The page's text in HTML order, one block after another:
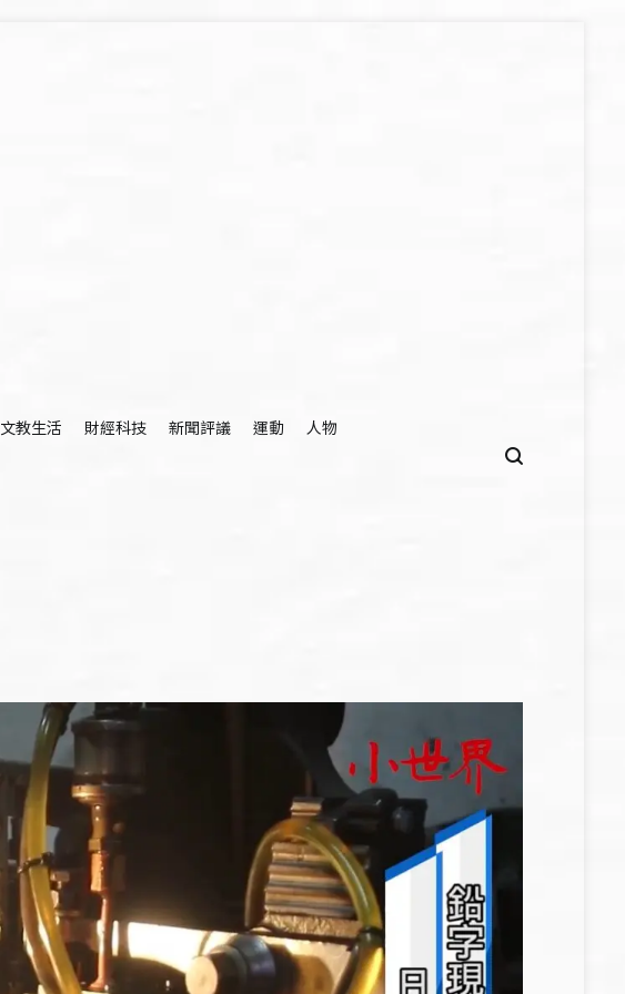
文教生活 財經科技 新聞評議 運動 人物